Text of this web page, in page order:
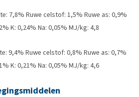
7,8% Ruwe celstof: 1,5% Ruwe as: 0,9%
K: 0,24% Na: 0,05% MJ/kg: 4,8
9,4% Ruwe celstof: 0,8% Ruwe as: 0,7%
K: 0,21% Na: 0,05% MJ/kg: 4,6